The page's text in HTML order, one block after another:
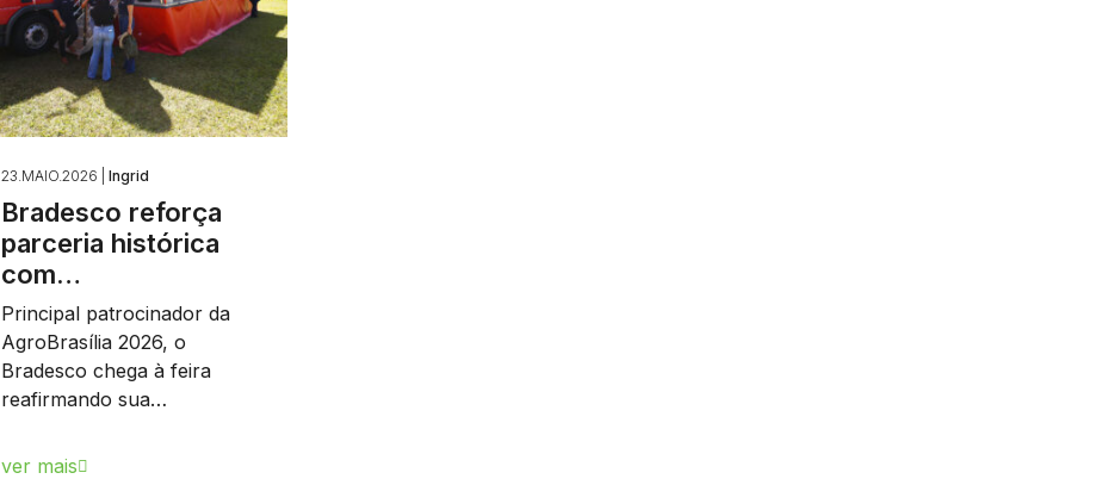
23.MAIO.2026 | Ingrid
Bradesco reforça
parceria histórica
com…
Principal patrocinador da
AgroBrasília 2026, o
Bradesco chega à feira
reafirmando sua…
ver mais